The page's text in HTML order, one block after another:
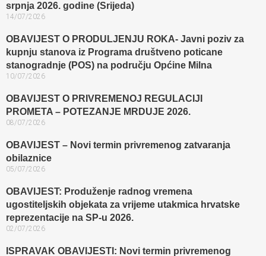
srpnja 2026. godine (Srijeda)
14/07/2026
OBAVIJEST O PRODULJENJU ROKA- Javni poziv za
kupnju stanova iz Programa društveno poticane
stanogradnje (POS) na području Općine Milna
10/07/2026
OBAVIJEST O PRIVREMENOJ REGULACIJI
PROMETA – POTEZANJE MRDUJE 2026.
08/07/2026
OBAVIJEST – Novi termin privremenog zatvaranja
obilaznice​
05/07/2026
OBAVIJEST: Produženje radnog vremena
ugostiteljskih objekata za vrijeme utakmica hrvatske
reprezentacije na SP-u 2026.
02/07/2026
ISPRAVAK OBAVIJESTI: Novi termin privremenog